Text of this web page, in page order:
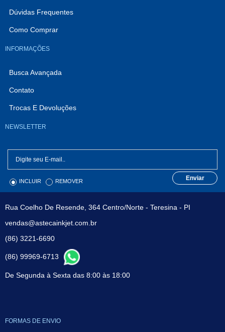
Dúvidas Frequentes
Como Comprar
INFORMAÇÕES
Busca Avançada
Contato
Trocas E Devoluções
NEWSLETTER
INCLUIR REMOVER Enviar
Rua Coelho De Resende, 364 Centro/Norte - Teresina - PI
vendas@astecainkjet.com.br
(86) 3221-6690
(86) 99969-6713
De Segunda à Sexta das 8:00 às 18:00
FORMAS DE ENVIO